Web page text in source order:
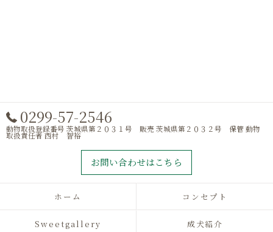
0299-57-2546
動物取扱登録番号 茨城県第２０３１号 販売 茨城県第２０３２号 保管 動物
取扱責任者 西村 智裕
お問い合わせはこちら
ホーム コンセプト
Sweetgallery 成犬紹介